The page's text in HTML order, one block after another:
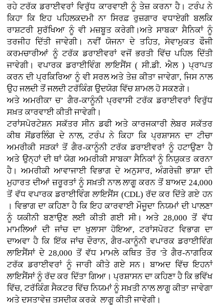
ਰਹੇ ਟਰੱਕ ਡਰਾਈਵਰਾਂ ਵਿਰੁੱਧ ਕਾਰਵਾਈ ਨੂੰ ਤੇਜ਼ ਕਰਨਾ ਹੈ। ਟਰੰਪ ਨੇ
ਕਿਹਾ ਕਿ ਇਹ ਪਹਿਲਕਦਮੀ ਨਾ ਸਿਰਫ਼ ਰੁਜ਼ਗਾਰ ਵਧਾਏਗੀ ਬਲਕਿ
ਰਾਸ਼ਟਰੀ ਸੁਰੱਖਿਆ ਨੂੰ ਵੀ ਮਜ਼ਬੂਤ ​​ਕਰੇਗੀ।ਅਤੇ ਸਾਬਕਾ ਸੈਨਿਕਾਂ ਨੂੰ
ਤਰਜੀਹ ਦਿੱਤੀ ਜਾਵੇਗੀ। ਨਵੀਂ ਯੋਜਨਾ ਦੇ ਤਹਿਤ, ਸੇਵਾਮੁਕਤ ਫੌਜੀ
ਕਰਮਚਾਰੀਆਂ ਨੂੰ ਟਰੱਕ ਡਰਾਈਵਰਾਂ ਵਜੋਂ ਭਰਤੀ ਵਿੱਚ ਪਹਿਲ ਦਿੱਤੀ
ਜਾਵੇਗੀ। ਵਪਾਰਕ ਡਰਾਈਵਿੰਗ ਲਾਇਸੈਂਸ ( ਸੀ.ਡੀ. ਐਲ ) ਪ੍ਰਾਪਤ
ਕਰਨ ਦੀ ਪ੍ਰਕਿਰਿਆ ਨੂੰ ਵੀ ਸਰਲ ਅਤੇ ਤੇਜ਼ ਕੀਤਾ ਜਾਵੇਗਾ, ਜਿਸ ਨਾਲ
ਉਹ ਜਲਦੀ ਤੋਂ ਜਲਦੀ ਟਰੱਕਿੰਗ ਉਦਯੋਗ ਵਿੱਚ ਸ਼ਾਮਲ ਹੋ ਸਕਣਗੇ।
ਅਤੇ ਅਮਰੀਕਾ ਚ’ ਗੈਰ-ਕਾਨੂੰਨੀ ਪ੍ਰਵਾਸੀ ਟਰੱਕ ਡਰਾਈਵਰਾਂ ਵਿਰੁੱਧ
ਸਖ਼ਤ ਕਾਰਵਾਈ ਕੀਤੀ ਜਾਵੇਗੀ।
ਟਰਾਂਸਪੋਰਟੇਸ਼ਨ ਸਕੱਤਰ ਸੀਨ ਡਫੀ ਅਤੇ ਕਾਰਜਕਾਰੀ ਲੇਬਰ ਸਕੱਤਰ
ਕੀਥ ਸੋਂਡਰਲਿੰਗ ਦੇ ਨਾਲ, ਟਰੰਪ ਨੇ ਕਿਹਾ ਕਿ ਪ੍ਰਸ਼ਾਸਨ ਦਾ ਟੀਚਾ
ਅਮਰੀਕੀ ਸੜਕਾਂ ਤੋਂ ਗੈਰ-ਕਾਨੂੰਨੀ ਟਰੱਕ ਡਰਾਈਵਰਾਂ ਨੂੰ ਹਟਾਉਣਾ ਹੈ
ਅਤੇ ਉਨ੍ਹਾਂ ਦੀ ਥਾਂ ਯੋਗ ਅਮਰੀਕੀ ਸਾਬਕਾ ਸੈਨਿਕਾਂ ਨੂੰ ਨਿਯੁਕਤ ਕਰਨਾ
ਹੈ। ਅਮਰੀਕੀ ਆਵਾਜਾਈ ਵਿਭਾਗ ਦੇ ਅਨੁਸਾਰ, ਅੰਗਰੇਜ਼ੀ ਭਾਸ਼ਾ ਦੀ
ਮੁਹਾਰਤ ਦੀਆਂ ਜ਼ਰੂਰਤਾਂ ਨੂੰ ਸਖ਼ਤੀ ਨਾਲ ਲਾਗੂ ਕਰਨ ਤੋਂ ਬਾਅਦ 24,000
ਤੋਂ ਵੱਧ ਵਪਾਰਕ ਡਰਾਈਵਿੰਗ ਲਾਇਸੈਂਸ (CDL) ਰੱਦ ਕਰ ਦਿੱਤੇ ਗਏ ਹਨ
। ਵਿਭਾਗ ਦਾ ਕਹਿਣਾ ਹੈ ਕਿ ਇਹ ਕਾਰਵਾਈ ਮੌਜੂਦਾ ਨਿਯਮਾਂ ਦੀ ਪਾਲਣਾ
ਨੂੰ ਯਕੀਨੀ ਬਣਾਉਣ ਲਈ ਕੀਤੀ ਗਈ ਸੀ। ਅਤੇ 28,000 ਤੋਂ ਵੱਧ
ਮਾਮਲਿਆਂ ਦੀ ਜਾਂਚ ਦਾ ਖੁਲਾਸਾ ਹੋਇਆ, ਟਰਾਂਸਪੋਰਟ ਵਿਭਾਗ ਦਾ
ਦਾਅਵਾ ਹੈ ਕਿ ਇੱਕ ਜਾਂਚ ਦੌਰਾਨ, ਗੈਰ-ਕਾਨੂੰਨੀ ਵਪਾਰਕ ਡਰਾਈਵਿੰਗ
ਲਾਇਸੈਂਸਾਂ ਦੇ 28,000 ਤੋਂ ਵੱਧ ਮਾਮਲੇ ਕਥਿਤ ਤੌਰ 'ਤੇ ਗੈਰ-ਨਾਗਰਿਕ
ਟਰੱਕ ਡਰਾਈਵਰਾਂ ਨੂੰ ਜਾਰੀ ਕੀਤੇ ਗਏ ਸਨ। ਬਾਅਦ ਵਿੱਚ ਇਹਨਾਂ
ਲਾਇਸੈਂਸਾਂ ਨੂੰ ਰੱਦ ਕਰ ਦਿੱਤਾ ਗਿਆ। ਪ੍ਰਸ਼ਾਸਨ ਦਾ ਕਹਿਣਾ ਹੈ ਕਿ ਭਵਿੱਖ
ਵਿੱਚ, ਟਰੱਕਿੰਗ ਸੈਕਟਰ ਵਿੱਚ ਨਿਯਮਾਂ ਨੂੰ ਸਖ਼ਤੀ ਨਾਲ ਲਾਗੂ ਕੀਤਾ ਜਾਵੇਗਾ
ਅਤੇ ਦਸਤਾਵੇਜ਼ ਤਸਦੀਕ ਕਰਕੇ ਲਾਗੂ ਕੀਤੀ ਜਾਵੇਗੀ।